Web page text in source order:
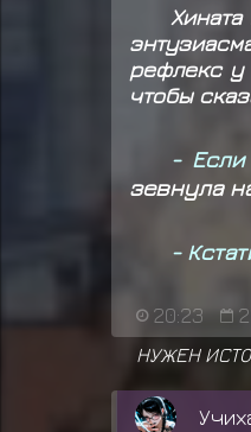
рефлекс у
чтобы
- Если
зевнула
-
20:23
НУЖЕН